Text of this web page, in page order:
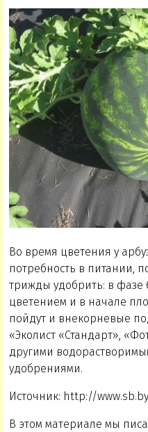
Во время цветения у
потребность в питании,
трижды удобрить: в фазе
цветением и в начале
пойдут и внекорневые
«Эколист «Стандарт»,
другими
удобрениями.
Источник: http://
В этом материале мы